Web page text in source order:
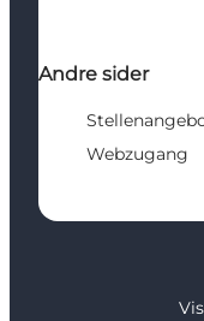
Andre sider
Webzugang